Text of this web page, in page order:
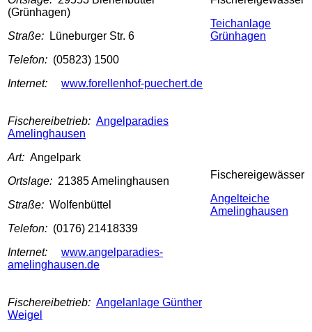
(Grünhagen)
Straße:
Lüneburger Str. 6
Telefon: (05823) 1500
Internet:
www.forellenhof-puechert.de
Teichanlage
Grünhagen
Fischereibetrieb: Angelparadies
Amelinghausen
Art: Angelpark
Ortslage: 21385 Amelinghausen
Straße: Wolfenbüttel
Telefon: (0176) 21418339
Internet:
www.angelparadies-
amelinghausen.de
Fischereigewässer
Angelteiche
Amelinghausen
Fischereibetrieb: Angelanlage Günther
Weigel